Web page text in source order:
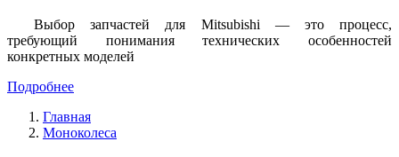
Выбор запчастей для Mitsubishi — это процесс,
требующий понимания технических особенностей
конкретных моделей
Подробнее
Главная
Моноколеса